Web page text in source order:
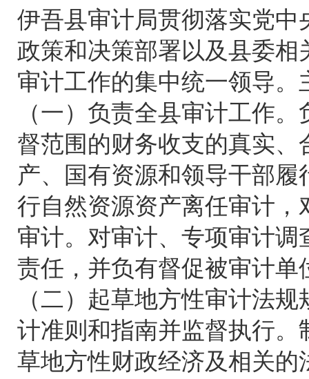
伊吾县审计局贯彻落实党
政策和决策部署以及县委
审计工作的集中统一领导。
（一）负责全县审计工作
督范围的财务收支的真实
产、国有资源和领导干部
行自然资源资产离任审计
审计。对审计、专项审计
责任，并负有督促被审计单
（二）起草地方性审计法
计准则和指南并监督执行
草地方性财政经济及相关